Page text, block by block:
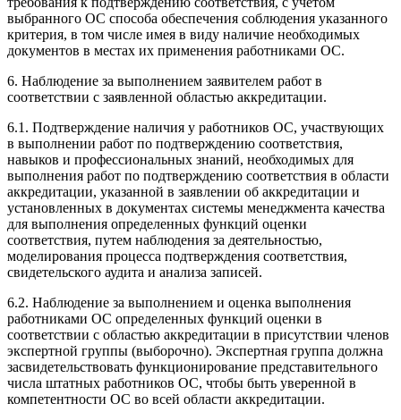
выбранного ОС способа обеспечения соблюдения указанного
критерия, в том числе имея в виду наличие необходимых
документов в местах их применения работниками ОС.
6. Наблюдение за выполнением заявителем работ в
соответствии с заявленной областью аккредитации.
6.1. Подтверждение наличия у работников ОС, участвующих
в выполнении работ по подтверждению соответствия,
навыков и профессиональных знаний, необходимых для
выполнения работ по подтверждению соответствия в области
аккредитации, указанной в заявлении об аккредитации и
установленных в документах системы менеджмента качества
для выполнения определенных функций оценки
соответствия, путем наблюдения за деятельностью,
моделирования процесса подтверждения соответствия,
свидетельского аудита и анализа записей.
6.2. Наблюдение за выполнением и оценка выполнения
работниками ОС определенных функций оценки в
соответствии с областью аккредитации в присутствии членов
экспертной группы (выборочно). Экспертная группа должна
засвидетельствовать функционирование представительного
числа штатных работников ОС, чтобы быть уверенной в
компетентности ОС во всей области аккредитации.